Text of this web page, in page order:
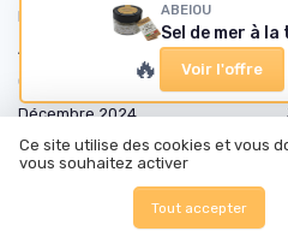
ABEIOU
Sel de mer à
🔥 Voir l'offre
Mars 2024
Août 2024
Octobre 2024
Décembre 2024
Février 2025
Ce site utilise des cookies et vous
vous souhaitez activer
Tout accepter